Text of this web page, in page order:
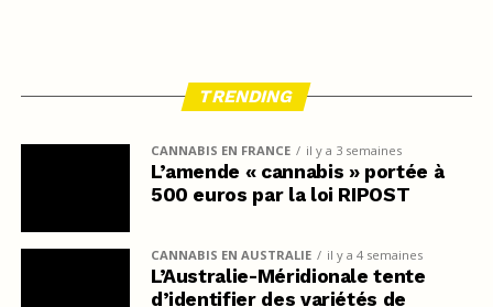
TRENDING
CANNABIS EN FRANCE il y a 3 semaines
L’amende « cannabis » portée à
500 euros par la loi RIPOST
CANNABIS EN AUSTRALIE il y a 4 semaines
L’Australie-Méridionale tente
d’identifier des variétés de